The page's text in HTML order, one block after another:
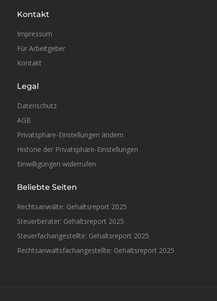
Kontakt
Impressum
Für Arbeitgeber
Kontakt
Legal
Datenschutz
AGB
Privatsphäre-Einstellungen ändern
Historie der Privatsphäre-Einstellungen
Einwilligungen widerrufen
Beliebte Seiten
Rechtsanwälte: Gehaltsreport 2025
Steuerberater: Gehaltsreport 2025
Steuerfachangestellte: Gehaltsreport 2025
Rechtsanwaltsfachangestellte: Gehaltsreport 2025